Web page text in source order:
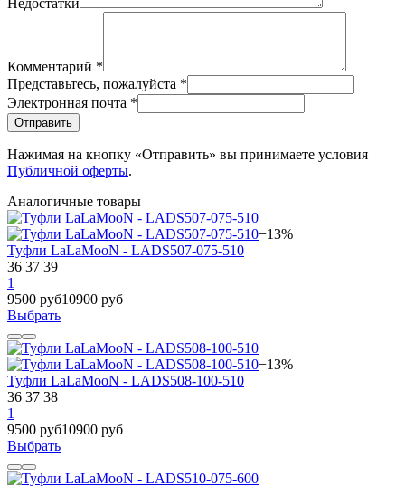
Недостатки
Комментарий *
Представьтесь, пожалуйста *
Электронная почта *
Отправить
Нажимая на кнопку «Отправить» вы принимаете условия
Публичной оферты.
Аналогичные товары
−13%
Туфли LaLaMooN - LADS507-075-510
36 37 39
1
9500 руб10900 руб
Выбрать
−13%
Туфли LaLaMooN - LADS508-100-510
36 37 38
1
9500 руб10900 руб
Выбрать